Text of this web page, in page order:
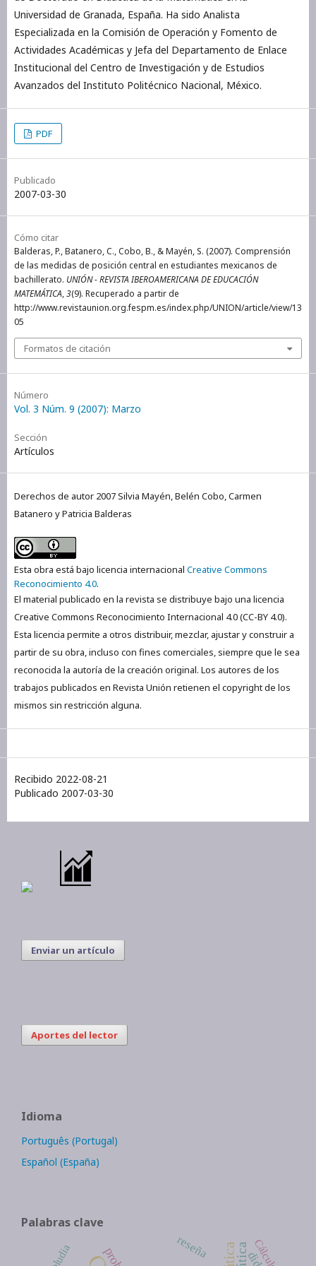
Universidad de Granada, España. Ha sido Analista
Especializada en la Comisión de Operación y Fomento de
Actividades Académicas y Jefa del Departamento de Enlace
Institucional del Centro de Investigación y de Estudios
Avanzados del Instituto Politécnico Nacional, México.
PDF
Publicado
2007-03-30
Cómo citar
Balderas, P., Batanero, C., Cobo, B., & Mayén, S. (2007). Comprensión
de las medidas de posición central en estudiantes mexicanos de
bachillerato. UNIÓN - REVISTA IBEROAMERICANA DE EDUCACIÓN
MATEMÁTICA,3(9). Recuperado a partir de
http://www.revistaunion.org.fespm.es/index.php/UNION/article/view/13
05
Formatos de citación
Número
Vol. 3 Núm. 9 (2007): Marzo
Sección
Artículos
Derechos de autor 2007 Silvia Mayén, Belén Cobo, Carmen
Batanero y Patricia Balderas
Esta obra está bajo licencia internacional Creative Commons
Reconocimiento 4.0.
El material publicado en la revista se distribuye bajo una licencia
Creative Commons Reconocimiento Internacional 4.0 (CC-BY 4.0).
Esta licencia permite a otros distribuir, mezclar, ajustar y construir a
partir de su obra, incluso con fines comerciales, siempre que le sea
reconocida la autoría de la creación original. Los autores de los
trabajos publicados en Revista Unión retienen el copyright de los
mismos sin restricción alguna.
Recibido 2022-08-21
Publicado 2007-03-30
Enviar un artículo
Aportes del lector
Idioma
Português (Portugal)
Español (España)
Palabras clave
reseña Cálculo